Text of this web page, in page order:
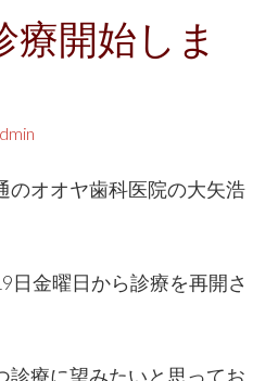
療開始しま
のオオヤ歯科医院の大矢浩
日金曜日から診療を再開さ
診療に望みたいと思ってお